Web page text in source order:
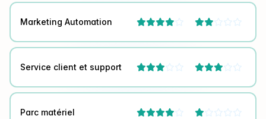
Marketing Automation  
Service client et support  
Parc matériel  